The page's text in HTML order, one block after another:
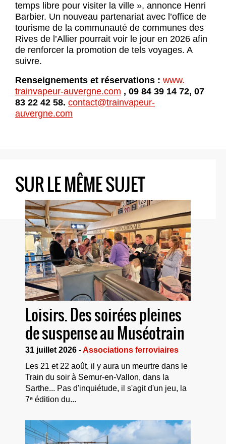
temps libre pour visiter la ville », annonce Henri
Barbier. Un nouveau partenariat avec l’office de
tourisme de la communauté de communes des
Rives de l’Allier pourrait voir le jour en 2026 afin
de renforcer la promotion de tels voyages. A
suivre.
Renseignements et réservations : www.
trainvapeur-auvergne.com , 09 84 39 14 72, 07
83 22 42 58. contact@trainvapeur-
auvergne.com
SUR LE MÊME SUJET
Loisirs. Des soirées pleines
de suspense au Muséotrain
31 juillet 2026 -Associations ferroviaires
Les 21 et 22 août, il y aura un meurtre dans le
Train du soir à Semur-en-Vallon, dans la
Sarthe... Pas d'inquiétude, il s'agit d'un jeu, la
7ᵉ édition du...